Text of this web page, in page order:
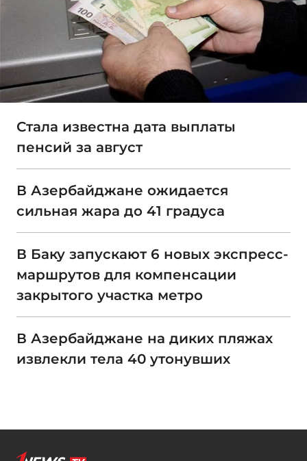
Стала известна дата выплаты
пенсий за август
В Азербайджане ожидается
сильная жара до 41 градуса
В Баку запускают 6 новых экспресс-
маршрутов для компенсации
закрытого участка метро
В Азербайджане на диких пляжах
извлекли тела 40 утонувших